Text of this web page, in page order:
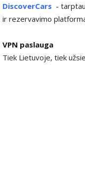
DiscoverCars -
ir rezervavimo
VPN paslauga
Tiek Lietuvoje, tiek